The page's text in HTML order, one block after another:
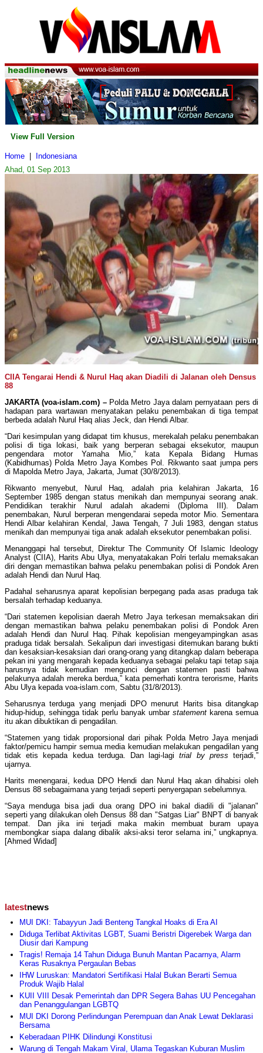
View Full Version
Home
Indonesiana
Ahad, 01 Sep 2013
CIIA Tengarai Hendi & Nurul Haq akan Diadili di Jalanan oleh Densus
88
JAKARTA (voa-islam.com) –Polda Metro Jaya dalam pernyataan pers di
hadapan para wartawan menyatakan pelaku penembakan di tiga tempat
berbeda adalah Nurul Haq alias Jeck, dan Hendi Albar.
“Dari kesimpulan yang didapat tim khusus, merekalah pelaku penembakan
polisi di tiga lokasi, baik yang berperan sebagai eksekutor, maupun
pengendara motor Yamaha Mio,” kata Kepala Bidang Humas
(Kabidhumas) Polda Metro Jaya Kombes Pol. Rikwanto saat jumpa pers
di Mapolda Metro Jaya, Jakarta, Jumat (30/8/2013).
Rikwanto menyebut, Nurul Haq, adalah pria kelahiran Jakarta, 16
September 1985 dengan status menikah dan mempunyai seorang anak.
Pendidikan terakhir Nurul adalah akademi (Diploma III). Dalam
penembakan, Nurul berperan mengendarai sepeda motor Mio. Sementara
Hendi Albar kelahiran Kendal, Jawa Tengah, 7 Juli 1983, dengan status
menikah dan mempunyai tiga anak adalah eksekutor penembakan polisi.
Menanggapi hal tersebut, Direktur The Community Of Islamic Ideology
Analyst (CIIA), Harits Abu Ulya, menyatakakan Polri terlalu memaksakan
diri dengan memastikan bahwa pelaku penembakan polisi di Pondok Aren
adalah Hendi dan Nurul Haq.
Padahal seharusnya aparat kepolisian berpegang pada asas praduga tak
bersalah terhadap keduanya.
“Dari statemen kepolisian daerah Metro Jaya terkesan memaksakan diri
dengan memastikan bahwa pelaku penembakan polisi di Pondok Aren
adalah Hendi dan Nurul Haq. Pihak kepolisian mengeyampingkan asas
praduga tidak bersalah. Sekalipun dari investigasi ditemukan barang bukti
dan kesaksian-kesaksian dari orang-orang yang ditangkap dalam beberapa
pekan ini yang mengarah kepada keduanya sebagai pelaku tapi tetap saja
harusnya tidak kemudian mengunci dengan statemen pasti bahwa
pelakunya adalah mereka berdua,” kata pemerhati kontra terorisme, Harits
Abu Ulya kepada voa-islam.com, Sabtu (31/8/2013).
Seharusnya terduga yang menjadi DPO menurut Harits bisa ditangkap
hidup-hidup, sehingga tidak perlu banyak umbar statement karena semua
itu akan dibuktikan di pengadilan.
“Statemen yang tidak proporsional dari pihak Polda Metro Jaya menjadi
faktor/pemicu hampir semua media kemudian melakukan pengadilan yang
tidak etis kepada kedua terduga. Dan lagi-lagitrial by press terjadi,”
ujarnya.
Harits menengarai, kedua DPO Hendi dan Nurul Haq akan dihabisi oleh
Densus 88 sebagaimana yang terjadi seperti penyergapan sebelumnya.
“Saya menduga bisa jadi dua orang DPO ini bakal diadili di "jalanan"
seperti yang dilakukan oleh Densus 88 dan "Satgas Liar" BNPT di banyak
tempat. Dan jika ini terjadi maka makin membuat buram upaya
membongkar siapa dalang dibalik aksi-aksi teror selama ini,” ungkapnya.
[Ahmed Widad]
latestnews
MUI DKI: Tabayyun Jadi Benteng Tangkal Hoaks di Era AI
Diduga Terlibat Aktivitas LGBT, Suami Beristri Digerebek Warga dan
Diusir dari Kampung
Tragis! Remaja 14 Tahun Diduga Bunuh Mantan Pacarnya, Alarm
Keras Rusaknya Pergaulan Bebas
IHW Luruskan: Mandatori Sertifikasi Halal Bukan Berarti Semua
Produk Wajib Halal
KUII VIII Desak Pemerintah dan DPR Segera Bahas UU Pencegahan
dan Penanggulangan LGBTQ
MUI DKI Dorong Perlindungan Perempuan dan Anak Lewat Deklarasi
Bersama
Keberadaan PIHK Dilindungi Konstitusi
Warung di Tengah Makam Viral, Ulama Tegaskan Kuburan Muslim